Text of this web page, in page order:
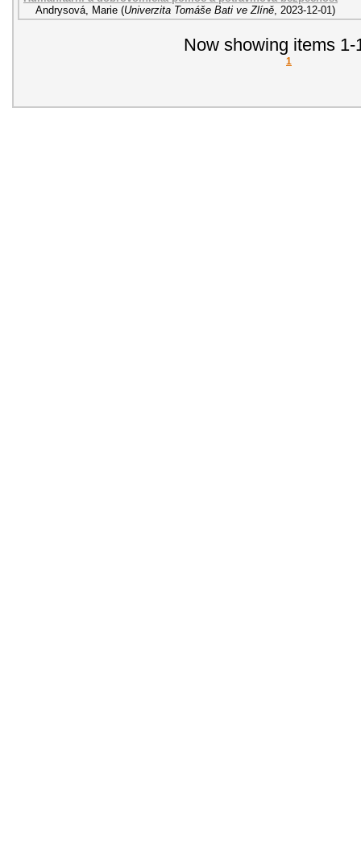
Andrysová, Marie (Univerzita Tomáše Bati ve Zlíně, 2023-12-01)
Now showing items 1-
1